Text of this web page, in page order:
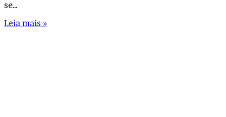
se…
Leia mais »